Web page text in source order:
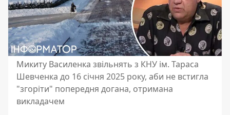
Микиту Василенка звільнять з КНУ ім. Тараса
Шевченка до 16 січня 2025 року, аби не встигла
"згоріти" попередня догана, отримана
викладачем